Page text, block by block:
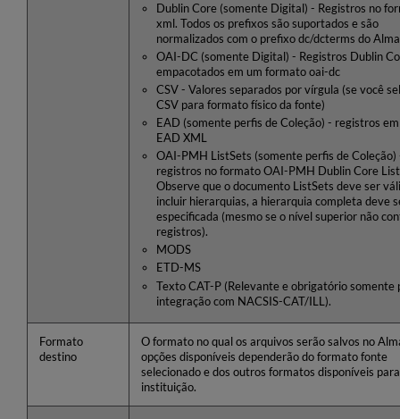
Dublin Core (somente Digital) - Registros no
xml. Todos os prefixos são suportados e são
normalizados com o prefixo dc/dcterms do
OAI-DC (somente Digital) - Registros Dublin
empacotados em um formato oai-dc
CSV - Valores separados por vírgula (se você
CSV para formato físico da fonte)
EAD (somente perfis de Coleção) - registros
EAD XML
OAI-PMH ListSets (somente perfis de Coleção)
registros no formato OAI-PMH Dublin Core
Observe que o documento ListSets deve ser
incluir hierarquias, a hierarquia completa deve
especificada (mesmo se o nível superior não
registros).
MODS
ETD-MS
Texto CAT-P (Relevante e obrigatório somente
integração com NACSIS-CAT/ILL).
Formato
destino
O formato no qual os arquivos serão salvos no
opções disponíveis dependerão do formato fonte
selecionado e dos outros formatos disponíveis
instituição.